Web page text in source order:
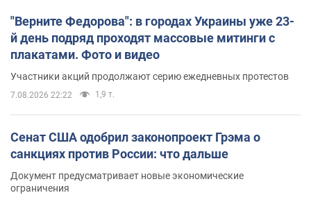
"Верните Федорова": в городах Украины уже 23-
й день подряд проходят массовые митинги с
плакатами. Фото и видео
Участники акций продолжают серию ежедневных протестов
7.08.2026 22:22 1,9 т.
Сенат США одобрил законопроект Грэма о
санкциях против России: что дальше
Документ предусматривает новые экономические
ограничения